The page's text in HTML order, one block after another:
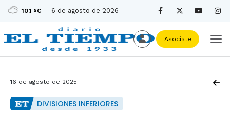
10.1 ºC 6 de agosto de 2026
Asociate
16 de agosto de 2025
DIVISIONES INFERIORES